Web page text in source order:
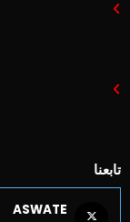
تابعنا
ASWATE